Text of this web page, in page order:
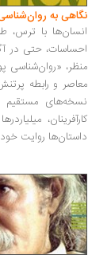
به روان‌شناسی پول |
با ترس، طمع،
حتی در
«روان‌شناسی پول»
و رابطه پرتنش او
مستقیم یا
میلیاردرها
روایت خود را